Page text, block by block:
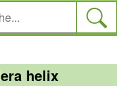
helix